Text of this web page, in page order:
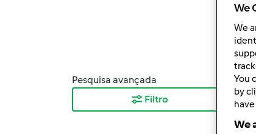
Pesquisa avançada
Filtro
We
We
You
by
We